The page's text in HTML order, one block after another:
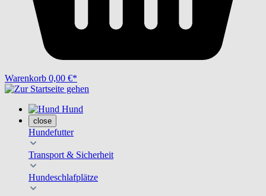
Warenkorb 0,00 €*
Hund
close
Hundefutter
Transport & Sicherheit
Hundeschlafplätze